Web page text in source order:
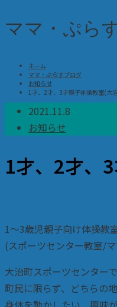
ママ・ぷら
ホーム
ママ・ぷらすブログ
お知らせ
1才、2才、3才親子体操教室(大
2021.11.8
お知らせ
1才、2才、
1〜3歳児親子向け体操教
(スポーツセンター教室/
大治町スポーツセンター
町民に限らず、どちらの